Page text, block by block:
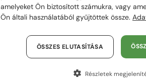
amelyeket Ön biztosított számukra, vagy
Ön általi használatából gyűjtöttek össze.
ÖSSZES ELUTASÍTÁSA
Részletek